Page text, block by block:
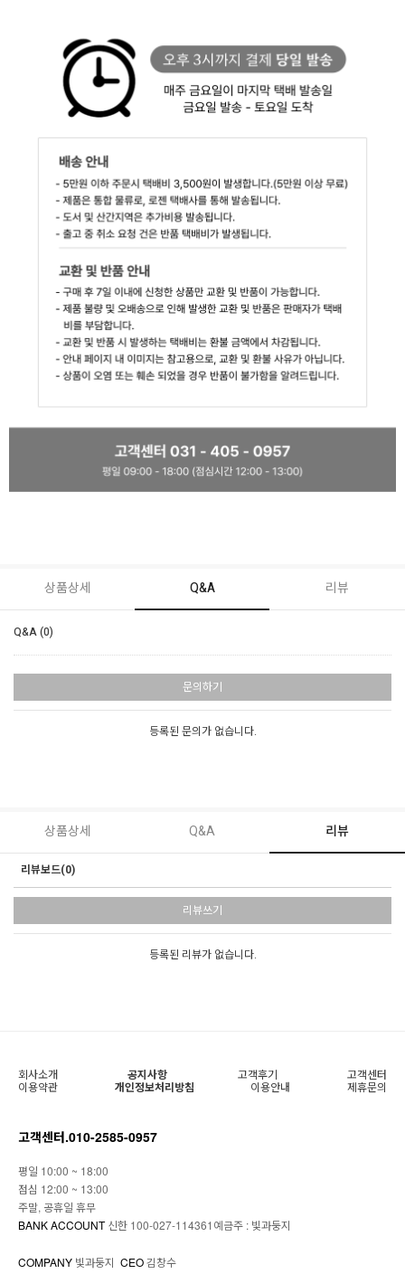
상품상세 Q&A 리뷰
Q&A (0)
문의하기
등록된 문의가 없습니다.
상품상세 Q&A 리뷰
리뷰보드(0)
리뷰쓰기
등록된 리뷰가 없습니다.
회사소개 공지사항 고객후기
고객센터
이용약관
개인정보처리방침 이용안내 제휴문의
고객센터.010-2585-0957
평일 10:00 ~ 18:00
점심 12:00 ~ 13:00
주말, 공휴일 휴무
BANK ACCOUNT신한 100-027-114361예금주 : 빛과둥지
COMPANY 빛과둥지 CEO김창수